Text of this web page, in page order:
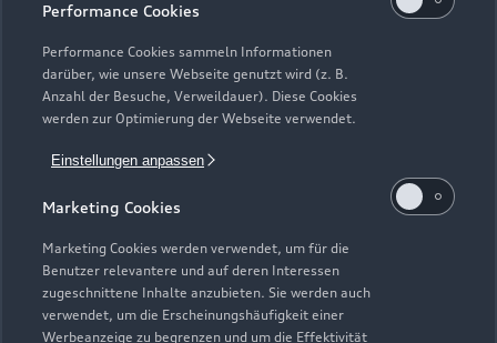
Performance Cookies
Performance Cookies sammeln Informationen
darüber, wie unsere Webseite genutzt wird (z. B.
Anzahl der Besuche, Verweildauer). Diese Cookies
werden zur Optimierung der Webseite verwendet.
Einstellungen anpassen
Marketing Cookies
Marketing Cookies werden verwendet, um für die
Benutzer relevantere und auf deren Interessen
zugeschnittene Inhalte anzubieten. Sie werden auch
verwendet, um die Erscheinungshäufigkeit einer
Werbeanzeige zu begrenzen und um die Effektivität
Elektromodelle
Plug-in-Hybride
Neuwagensuche
Gebrauchtwagensuche
Geschäftskunden
Service & Zubehör
Saisonale Angebote
Audi Services
Garantie
Audi digital services
myAudi
Support
Audi Code
Häufige Fragen (FAQ)
Über Audi
Unternehmen
Karriere
Investor Relations